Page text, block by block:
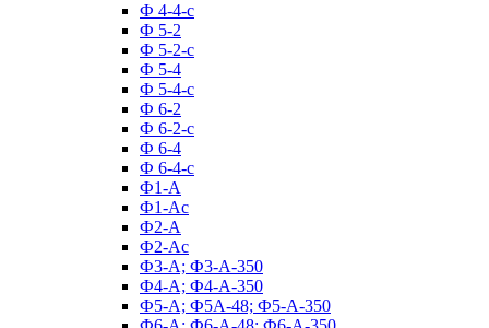
Ф 4-4-с
Ф 5-2
Ф 5-2-с
Ф 5-4
Ф 5-4-с
Ф 6-2
Ф 6-2-с
Ф 6-4
Ф 6-4-с
Ф1-А
Ф1-Ас
Ф2-А
Ф2-Ас
Ф3-А; Ф3-А-350
Ф4-А; Ф4-А-350
Ф5-А; Ф5А-48; Ф5-А-350